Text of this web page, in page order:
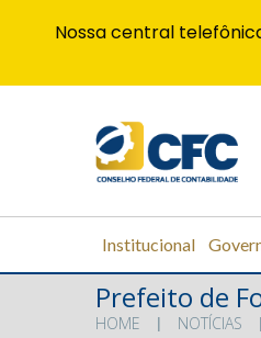
Institucional
Prefeito de
HOME NOTÍCIAS
Nossa central